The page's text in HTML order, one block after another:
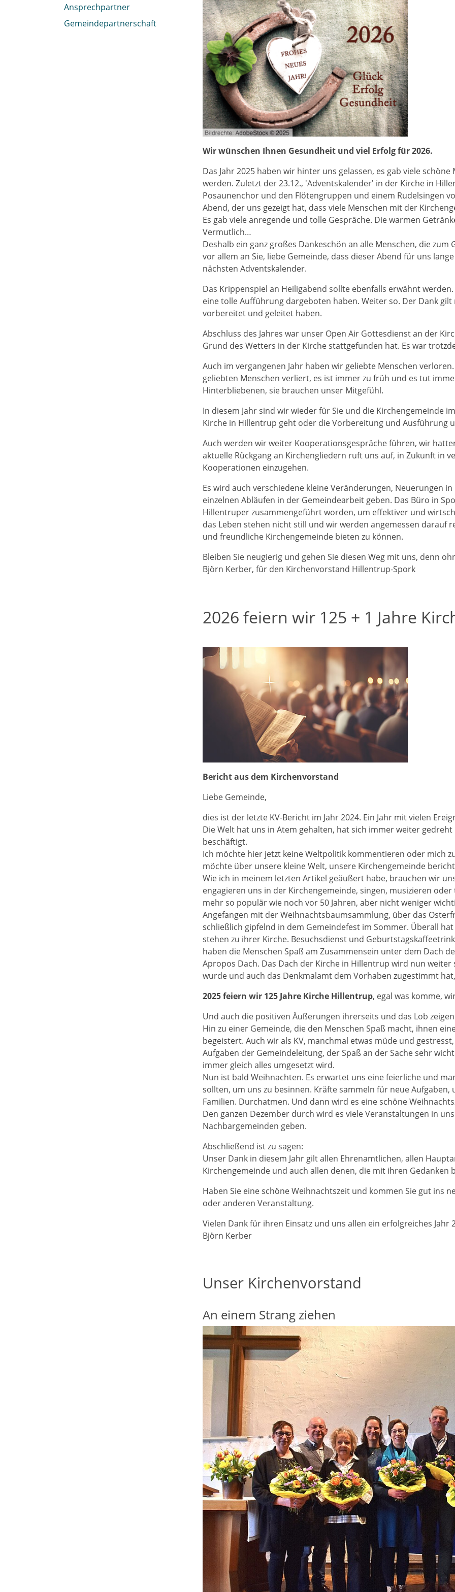
Wir wünschen Ihnen Gesundheit und viel Erfolg für 2026.
Das Jahr 2025 haben wir hinter uns gelassen, es gab viele
werden. Zuletzt der 23.12., 'Adventskalender' in der Kirche in
Posaunenchor und den Flötengruppen und einem Rudelsingen
Abend, der uns gezeigt hat, dass viele Menschen mit der
Es gab viele anregende und tolle Gespräche. Die warmen
Vermutlich…
Deshalb ein ganz großes Dankeschön an alle Menschen, die zum
vor allem an Sie, liebe Gemeinde, dass dieser Abend für uns
nächsten Adventskalender.
Das Krippenspiel an Heiligabend sollte ebenfalls erwähnt werden.
eine tolle Aufführung dargeboten haben. Weiter so. Der Dank gilt
vorbereitet und geleitet haben.
Abschluss des Jahres war unser Open Air Gottesdienst an der
Grund des Wetters in der Kirche stattgefunden hat. Es war
Auch im vergangenen Jahr haben wir geliebte Menschen
geliebten Menschen verliert, es ist immer zu früh und es tut
Hinterbliebenen, sie brauchen unser Mitgefühl.
In diesem Jahr sind wir wieder für Sie und die Kirchengemeinde
Kirche in Hillentrup geht oder die Vorbereitung und Ausführung
Auch werden wir weiter Kooperationsgespräche führen, wir
aktuelle Rückgang an Kirchengliedern ruft uns auf, in Zukunft in
Kooperationen einzugehen.
Es wird auch verschiedene kleine Veränderungen, Neuerungen
einzelnen Abläufen in der Gemeindearbeit geben. Das Büro in
Hillentruper zusammengeführt worden, um effektiver und
das Leben stehen nicht still und wir werden angemessen darauf
und freundliche Kirchengemeinde bieten zu können.
Bleiben Sie neugierig und gehen Sie diesen Weg mit uns, denn
Björn Kerber, für den Kirchenvorstand Hillentrup-Spork
2026 feiern wir 125 + 1 Jahre
Bericht aus dem Kirchenvorstand
Liebe Gemeinde,
dies ist der letzte KV-Bericht im Jahr 2024. Ein Jahr mit vielen
Die Welt hat uns in Atem gehalten, hat sich immer weiter gedreht
beschäftigt.
Ich möchte hier jetzt keine Weltpolitik kommentieren oder mich
möchte über unsere kleine Welt, unsere Kirchengemeinde
Wie ich in meinem letzten Artikel geäußert habe, brauchen wir
engagieren uns in der Kirchengemeinde, singen, musizieren
mehr so populär wie noch vor 50 Jahren, aber nicht weniger
Angefangen mit der Weihnachtsbaumsammlung, über das
schließlich gipfelnd in dem Gemeindefest im Sommer. Überall hat
stehen zu ihrer Kirche. Besuchsdienst und
haben die Menschen Spaß am Zusammensein unter dem Dach
Apropos Dach. Das Dach der Kirche in Hillentrup wird nun weiter
wurde und auch das Denkmalamt dem Vorhaben zugestimmt hat,
2025 feiern wir 125 Jahre Kirche Hillentrup, egal was komme,
Und auch die positiven Äußerungen ihrerseits und das Lob
Hin zu einer Gemeinde, die den Menschen Spaß macht, ihnen
begeistert. Auch wir als KV, manchmal etwas müde und
Aufgaben der Gemeindeleitung, der Spaß an der Sache sehr
immer gleich alles umgesetzt wird.
Nun ist bald Weihnachten. Es erwartet uns eine feierliche und
sollten, um uns zu besinnen. Kräfte sammeln für neue Aufgaben,
Familien. Durchatmen. Und dann wird es eine schöne
Den ganzen Dezember durch wird es viele Veranstaltungen in
Nachbargemeinden geben.
Abschließend ist zu sagen:
Unser Dank in diesem Jahr gilt allen Ehrenamtlichen, allen
Kirchengemeinde und auch allen denen, die mit ihren Gedanken
Haben Sie eine schöne Weihnachtszeit und kommen Sie gut ins
oder anderen Veranstaltung.
Vielen Dank für ihren Einsatz und uns allen ein erfolgreiches Jahr
Björn Kerber
Unser Kirchenvorstand
An einem Strang ziehen
Ansprechpartner
Gemeindepartnerschaft